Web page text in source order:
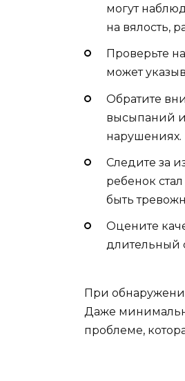
могут
на вялость,
Проверьте
может
Обратите
высыпаний
нарушениях.
Следите за
ребенок
быть
Оцените
длительный
При
Даже
проблеме,